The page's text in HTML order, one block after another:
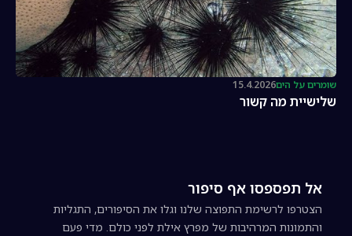
שומרים על הים15.4.2026
שלישיית מה קשור
אל תפספסו אף סיפור
הצטרפו לרשימת התפוצה שלנו וגלו את הסיפורים, התגליות
והתמונות המרהיבות של מפרץ אילת לפני כולם. מדי פעם